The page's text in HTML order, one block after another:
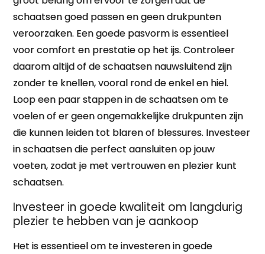
schaatsen goed passen en geen drukpunten
veroorzaken. Een goede pasvorm is essentieel
voor comfort en prestatie op het ijs. Controleer
daarom altijd of de schaatsen nauwsluitend zijn
zonder te knellen, vooral rond de enkel en hiel.
Loop een paar stappen in de schaatsen om te
voelen of er geen ongemakkelijke drukpunten zijn
die kunnen leiden tot blaren of blessures. Investeer
in schaatsen die perfect aansluiten op jouw
voeten, zodat je met vertrouwen en plezier kunt
schaatsen.
Investeer in goede kwaliteit om langdurig
plezier te hebben van je aankoop
Het is essentieel om te investeren in goede